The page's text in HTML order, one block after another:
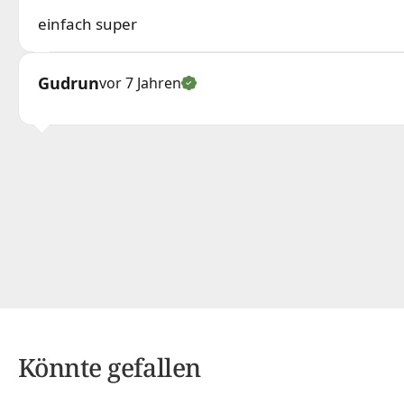
einfach super
Gudrunvor 7 Jahren
Könnte gefallen